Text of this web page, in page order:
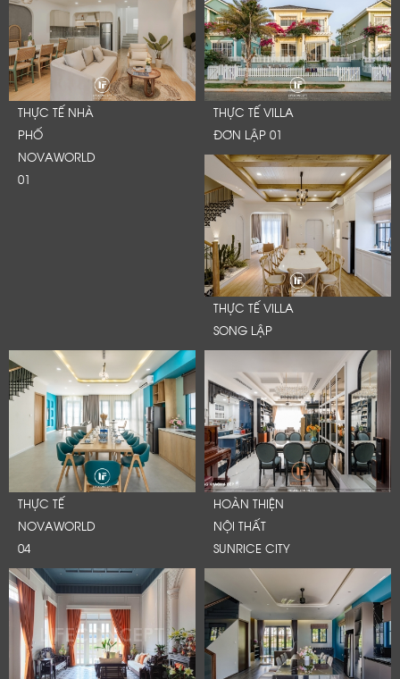
THỰC TẾ NHÀ
PHỐ
NOVAWORLD
01
THỰC TẾ VILLA
ĐƠN LẬP 01
THỰC TẾ VILLA
SONG LẬP
THỰC TẾ
NOVAWORLD
04
HOÀN THIỆN
NỘI THẤT
SUNRICE CITY